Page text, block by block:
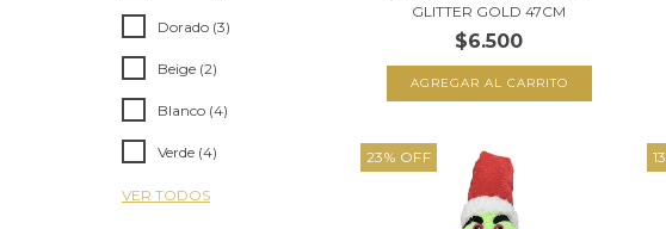
Dorado (3)
Beige (2)
Blanco (4)
Verde (4)
VER TODOS
GLITTER GOLD 47CM
$6.500
23% OFF 13